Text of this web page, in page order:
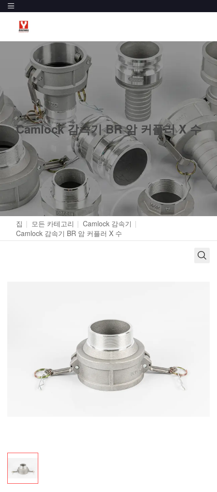
Camlock 감속기 BR 암 커플러 X 수
집 | 모든 카테고리 | Camlock 감속기 |
Camlock 감속기 BR 암 커플러 X 수